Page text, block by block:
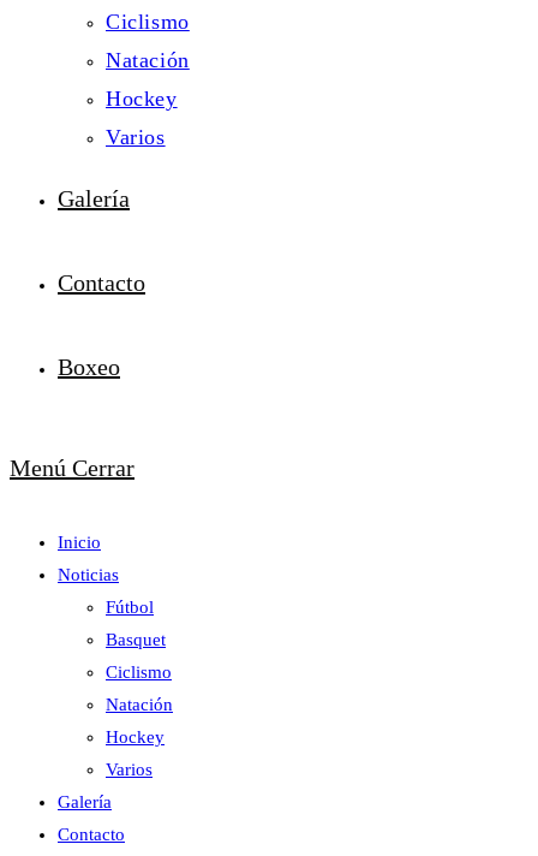
Ciclismo
Natación
Hockey
Varios
Galería
Contacto
Boxeo
Menú Cerrar
Inicio
Noticias
Fútbol
Basquet
Ciclismo
Natación
Hockey
Varios
Galería
Contacto